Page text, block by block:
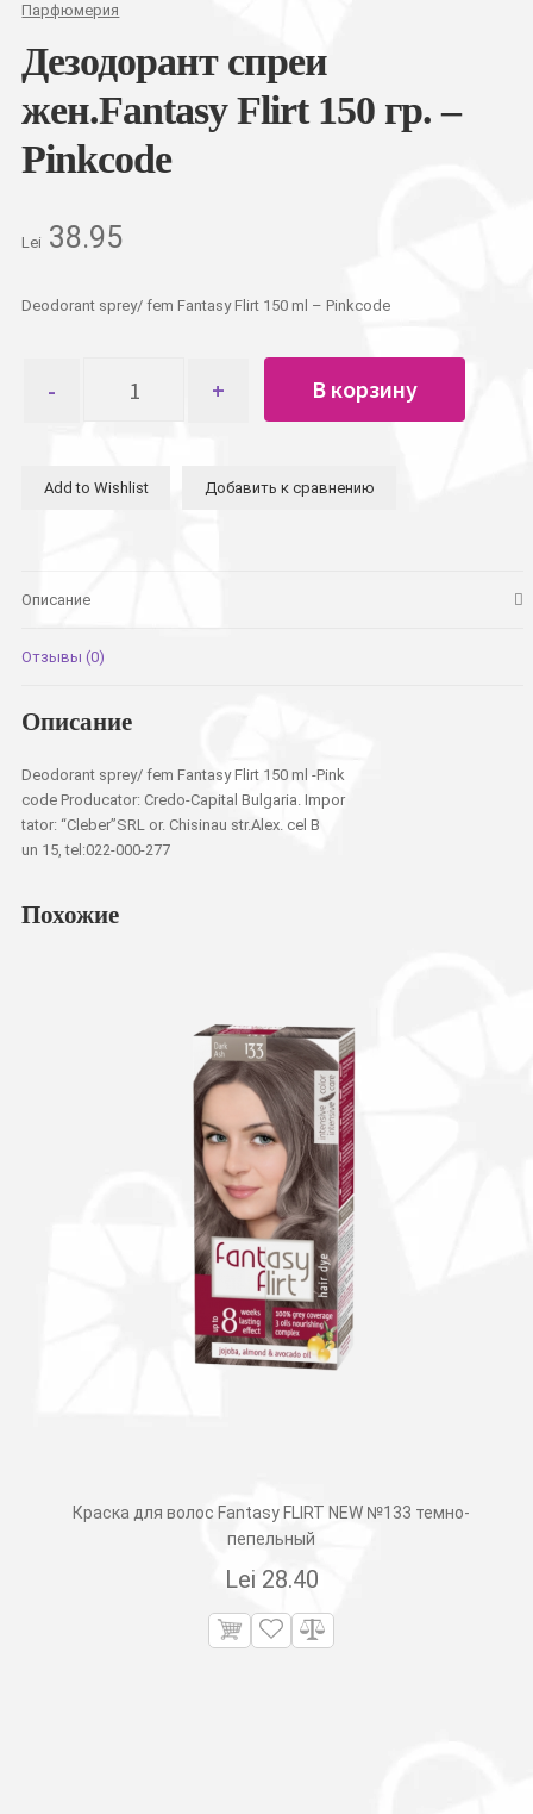
Парфюмерия
Дезодорант спреи
жен.Fantasy Flirt 150 гр. –
Pinkcode
Lei 38.95
Deodorant sprey/ fem Fantasy Flirt 150 ml – Pinkcode
товара
Flirt
Pinkcode
В корзину
Add to Wishlist Добавить к сравнению
Описание
Отзывы (0)
Описание
Deodorant sprey/ fem Fantasy Flirt 150 ml -Pink
code Producator: Credo-Capital Bulgaria. Impor
tator: “Cleber”SRL or. Chisinau str.Alex. cel B
un 15, tel:022-000-277
Похожие
Краска для волос Fantasy FLIRT NEW №133 темно-
пепельный
Lei 28.40